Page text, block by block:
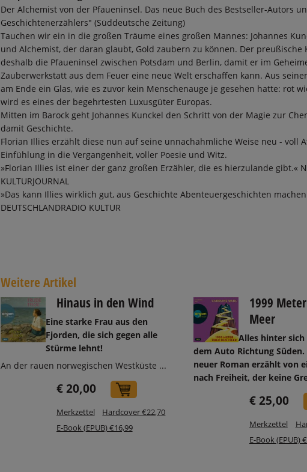
Der Alchemist von der Pfaueninsel. Das neue Buch des Bestseller-Autors
Geschichtenerzählers" (Süddeutsche Zeitung)
Tauchen wir ein in die großen Träume eines großen Mannes: Johannes
und Alchemist, der daran glaubt, Gold zaubern zu können. Der preußische
deshalb die Pfaueninsel zwischen Potsdam und Berlin, damit er im
Zauberwerkstatt aus dem Feuer eine neue Welt erschaffen kann. Aus
am Ende ein Glas, wie es zuvor kein Menschenauge je gesehen hatte: rot
wird es eines der begehrtesten Luxusgüter Europas.
Mitten im Barock geht Johannes Kunckel den Schritt von der Magie zur
damit Geschichte.
Florian Illies erzählt diese nun auf seine unnachahmliche Weise neu - voll
Einfühlung in die Vergangenheit, voller Poesie und Witz.
»Florian Illies ist einer der ganz großen Erzähler, die es hierzulande gibt.«
KULTURJOURNAL
»Das kann Illies wirklich gut, aus Geschichte Abenteuergeschichten
DEUTSCHLANDRADIO KULTUR
Weitere Artikel
Hinaus in den Wind
Eine starke Frau aus den
Fjorden, die sich gegen alle
Stürme lehnt!
An der rauen norwegischen Westküste ...
€ 20,00
Merkzettel
Hardcover €22,70
E-Book (EPUB) €16,99
1999
Meer
Alles hinter
dem Auto Richtung
neuer Roman erzählt von
nach Freiheit, der keine
€ 25,00
Merkzettel
E-Book (EPUB)